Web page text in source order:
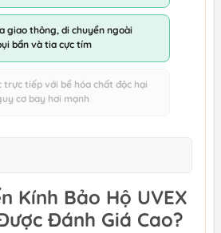
giao thông, di chuyển ngoài
bẩn và tia cực tím
trực tiếp với bể hóa chất độc hại
cơ bay hơi mạnh
Kính Bảo Hộ UVEX
Đánh Giá Cao?